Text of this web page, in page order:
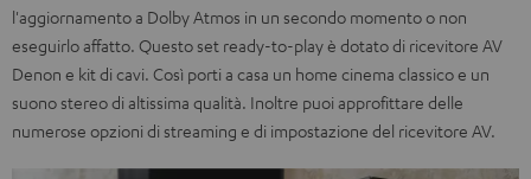
l'aggiornamento a Dolby Atmos in un secondo momento o non
eseguirlo affatto. Questo set ready-to-play è dotato di ricevitore AV
Denon e kit di cavi. Così porti a casa un home cinema classico e un
suono stereo di altissima qualità. Inoltre puoi approfittare delle
numerose opzioni di streaming e di impostazione del ricevitore AV.